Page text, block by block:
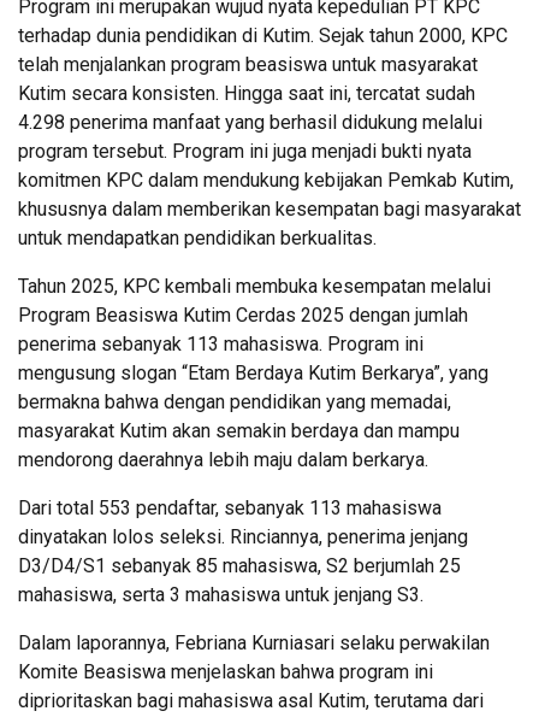
Program ini merupakan wujud nyata kepedulian PT KPC
terhadap dunia pendidikan di Kutim. Sejak tahun 2000, KPC
telah menjalankan program beasiswa untuk masyarakat
Kutim secara konsisten. Hingga saat ini, tercatat sudah
4.298 penerima manfaat yang berhasil didukung melalui
program tersebut. Program ini juga menjadi bukti nyata
komitmen KPC dalam mendukung kebijakan Pemkab Kutim,
khususnya dalam memberikan kesempatan bagi masyarakat
untuk mendapatkan pendidikan berkualitas.
Tahun 2025, KPC kembali membuka kesempatan melalui
Program Beasiswa Kutim Cerdas 2025 dengan jumlah
penerima sebanyak 113 mahasiswa. Program ini
mengusung slogan “Etam Berdaya Kutim Berkarya”, yang
bermakna bahwa dengan pendidikan yang memadai,
masyarakat Kutim akan semakin berdaya dan mampu
mendorong daerahnya lebih maju dalam berkarya.
Dari total 553 pendaftar, sebanyak 113 mahasiswa
dinyatakan lolos seleksi. Rinciannya, penerima jenjang
D3/D4/S1 sebanyak 85 mahasiswa, S2 berjumlah 25
mahasiswa, serta 3 mahasiswa untuk jenjang S3.
Dalam laporannya, Febriana Kurniasari selaku perwakilan
Komite Beasiswa menjelaskan bahwa program ini
diprioritaskan bagi mahasiswa asal Kutim, terutama dari